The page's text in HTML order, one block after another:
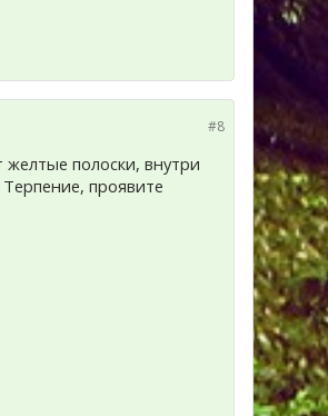
#8
желтые полоски, внутри
проявите